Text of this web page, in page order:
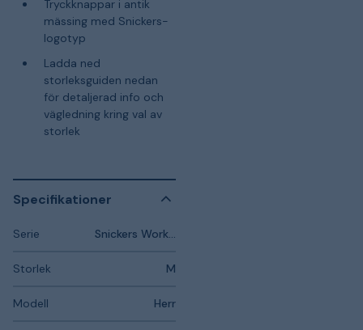
Tryckknappar i antik
mässing med Snickers-
logotyp
Ladda ned
storleksguiden nedan
för detaljerad info och
vägledning kring val av
storlek
Specifikationer
Serie Snickers Workwear LiteWork
Storlek M
Modell Herr